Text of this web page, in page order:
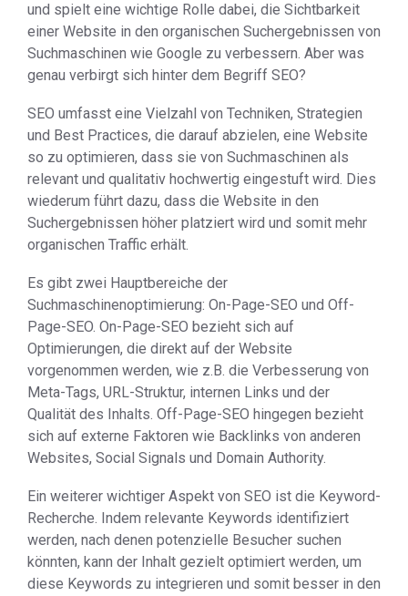
und spielt eine wichtige Rolle dabei, die Sichtbarkeit
einer Website in den organischen Suchergebnissen von
Suchmaschinen wie Google zu verbessern. Aber was
genau verbirgt sich hinter dem Begriff SEO?
SEO umfasst eine Vielzahl von Techniken, Strategien
und Best Practices, die darauf abzielen, eine Website
so zu optimieren, dass sie von Suchmaschinen als
relevant und qualitativ hochwertig eingestuft wird. Dies
wiederum führt dazu, dass die Website in den
Suchergebnissen höher platziert wird und somit mehr
organischen Traffic erhält.
Es gibt zwei Hauptbereiche der
Suchmaschinenoptimierung: On-Page-SEO und Off-
Page-SEO. On-Page-SEO bezieht sich auf
Optimierungen, die direkt auf der Website
vorgenommen werden, wie z.B. die Verbesserung von
Meta-Tags, URL-Struktur, internen Links und der
Qualität des Inhalts. Off-Page-SEO hingegen bezieht
sich auf externe Faktoren wie Backlinks von anderen
Websites, Social Signals und Domain Authority.
Ein weiterer wichtiger Aspekt von SEO ist die Keyword-
Recherche. Indem relevante Keywords identifiziert
werden, nach denen potenzielle Besucher suchen
könnten, kann der Inhalt gezielt optimiert werden, um
diese Keywords zu integrieren und somit besser in den